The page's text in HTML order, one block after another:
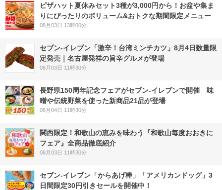
ピザハット夏休みセット3種が3,000円から！お盆や集ま
りにぴったりのボリューム&おトクな期間限定メニュー
08月03日 13時00分
セブン-イレブン「激辛！台湾ミンチカツ」8月4日数量限
定発売｜名古屋発祥の旨辛グルメが登場
08月03日 11時30分
長野県150周年記念フェアがセブン-イレブンで開催 味
噌や伝統野菜を使った新商品21品が登場
08月04日 11時30分
関西限定！和歌山の恵みを味わう『和歌山毎度おおきに
フェア』全商品徹底紹介
08月03日 11時30分
セブン‐イレブン「からあげ棒」「アメリカンドッグ」3
日間限定30円引きセールを開催中！